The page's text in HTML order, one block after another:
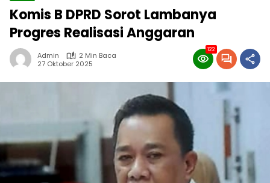
Komis B DPRD Sorot Lambanya
Progres Realisasi Anggaran
Admin
2 Min Baca
27 Oktober 2025
122